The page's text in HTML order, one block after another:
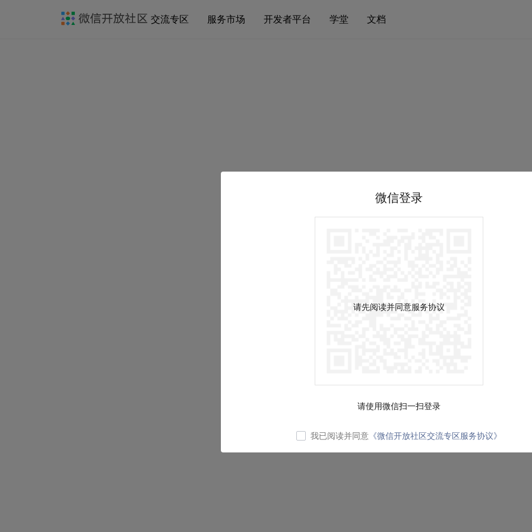
交流专区 服务市场 开发者平台 学堂 文档
微信登录
请先阅读并同意服务协议
请使用微信扫一扫登录
我已阅读并同意 《微信开放社区交流专区服务协议》